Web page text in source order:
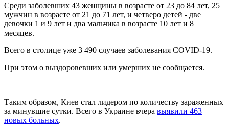
Среди заболевших 43 женщины в возрасте от 23 до 84 лет, 25
мужчин в возрасте от 21 до 71 лет, и четверо детей - две
девочки 1 и 9 лет и два мальчика в возрасте 10 лет и 8
месяцев.
Всего в столице уже 3 490 случаев заболевания COVID-19.
При этом о выздоровевших или умерших не сообщается.
Таким образом, Киев стал лидером по количеству зараженных
за минувшие сутки. Всего в Украине вчера выявили 463
новых больных.